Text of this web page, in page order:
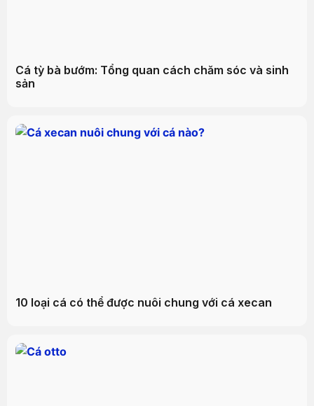
Cá tỳ bà bướm: Tổng quan cách chăm sóc và sinh
sản
10 loại cá có thể được nuôi chung với cá xecan